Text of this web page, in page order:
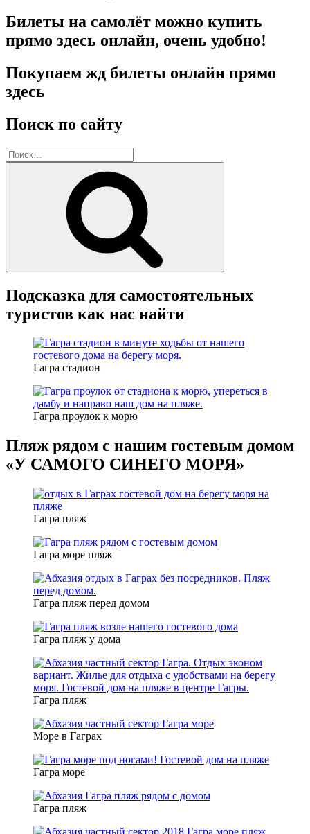
Билеты на самолёт можно купить
прямо здесь онлайн, очень удобно!
Покупаем жд билеты онлайн прямо
здесь
Поиск по сайту
Искать:
Подсказка для самостоятельных
туристов как нас найти
Гагра стадион
Гагра проулок к морю
Пляж рядом с нашим гостевым домом
«У САМОГО СИНЕГО МОРЯ»
Гагра пляж
Гагра море пляж
Гагра пляж перед домом
Гагра пляж у дома
Гагра пляж
Море в Гаграх
Гагра море
Гагра пляж